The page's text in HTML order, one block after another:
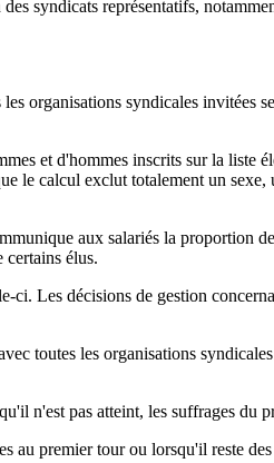
syndicats représentatifs,
organisations syndicales invitées
et d'hommes inscrits sur la liste
le calcul exclut totalement un
aux salariés la proportion
élus.
Les décisions de gestion
toutes les organisations
n'est pas atteint, les suffrages du
premier tour ou lorsqu'il reste